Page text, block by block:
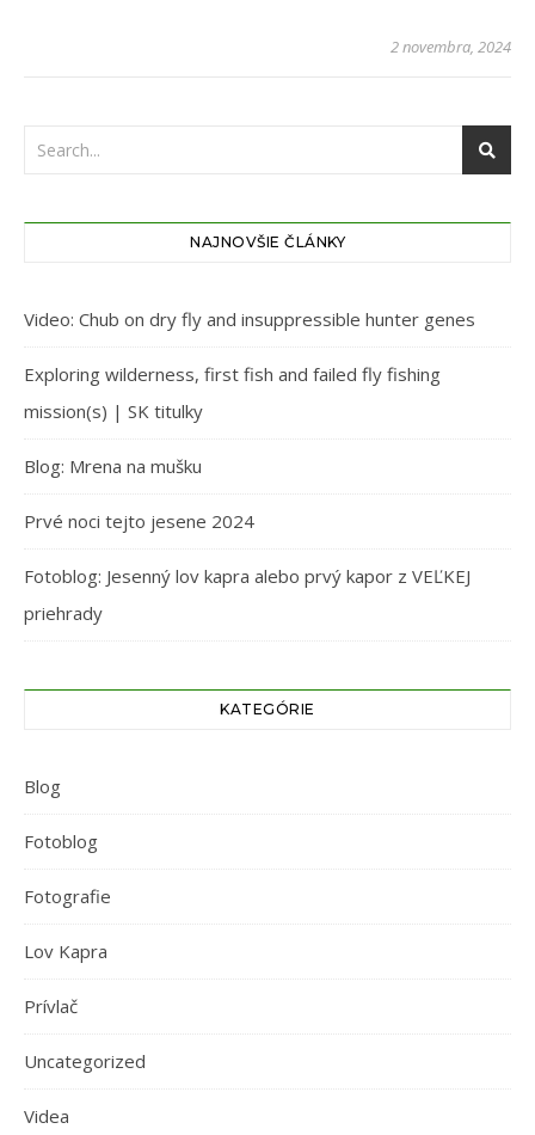
2 novembra, 2024
NAJNOVŠIE ČLÁNKY
Video: Chub on dry fly and insuppressible hunter genes
Exploring wilderness, first fish and failed fly fishing
mission(s) | SK titulky
Blog: Mrena na mušku
Prvé noci tejto jesene 2024
Fotoblog: Jesenný lov kapra alebo prvý kapor z VEĽKEJ
priehrady
KATEGÓRIE
Blog
Fotoblog
Fotografie
Lov Kapra
Prívlač
Uncategorized
Videa